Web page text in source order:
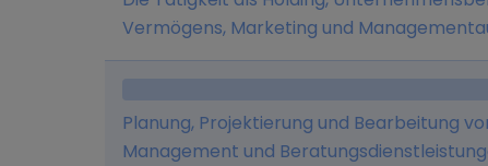
Vermögens, Marketing und
Planung, Projektierung und Bearbeitung
Management und